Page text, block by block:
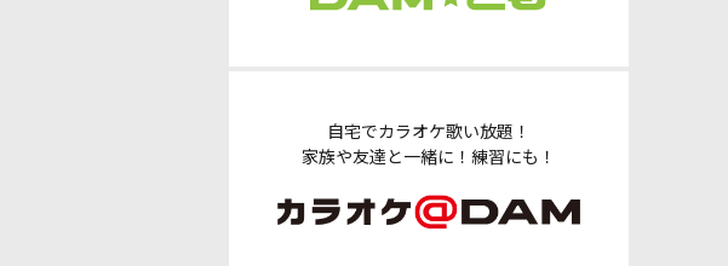
自宅でカラオケ歌い放題！
家族や友達と一緒に！練習にも！